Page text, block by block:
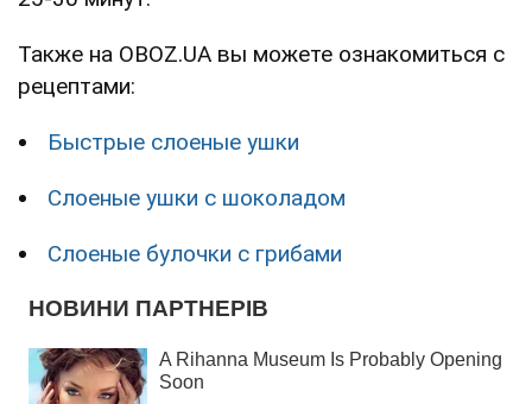
Также на OBOZ.UA вы можете ознакомиться с
рецептами:
Быстрые слоеные ушки
Слоеные ушки с шоколадом
Слоеные булочки с грибами